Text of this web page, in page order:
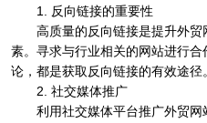
1. 反向链接的重要性
高质量的反向链接是提升外
素。寻求与行业相关的网站进行
论，都是获取反向链接的有效途径。
2. 社交媒体推广
利用社交媒体平台推广外贸